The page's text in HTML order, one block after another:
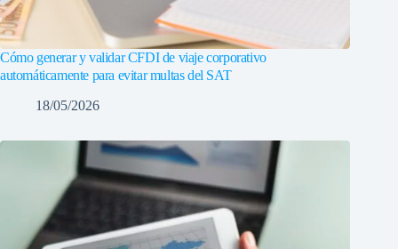
Cómo generar y validar CFDI de viaje corporativo
automáticamente para evitar multas del SAT
18/05/2026